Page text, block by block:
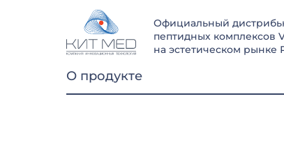
Официальный
пептидных комплексов
на эстетическом рынке
О продукте